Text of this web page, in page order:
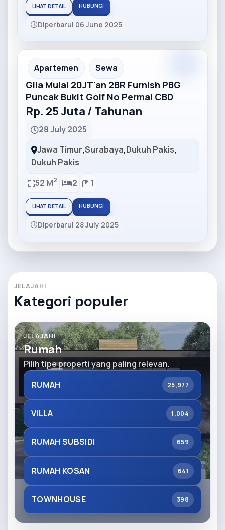
LIHAT DETAIL HUBUNGI
Diperbarui 06 June 2025
Partner Ad
Apartemen Sewa
Gila Mulai 20JT'an 2BR Furnish PBG
Puncak Bukit Golf No Permai CBD
Rp. 25 Juta / Tahunan
28 July 2025
Jawa Timur,Surabaya,Dukuh Pakis,
Dukuh Pakis
52 M2 2 1
LIHAT DETAIL HUBUNGI
Diperbarui 28 July 2025
JELAJAHI
Kategori populer
JELAJAHI
Rumah
Pilih tipe properti yang paling relevan.
RUMAH
25,977
VILLA 1,004
RUMAH SUBSIDI 659
RUMAH KOSAN 641
TOWNHOUSE 398